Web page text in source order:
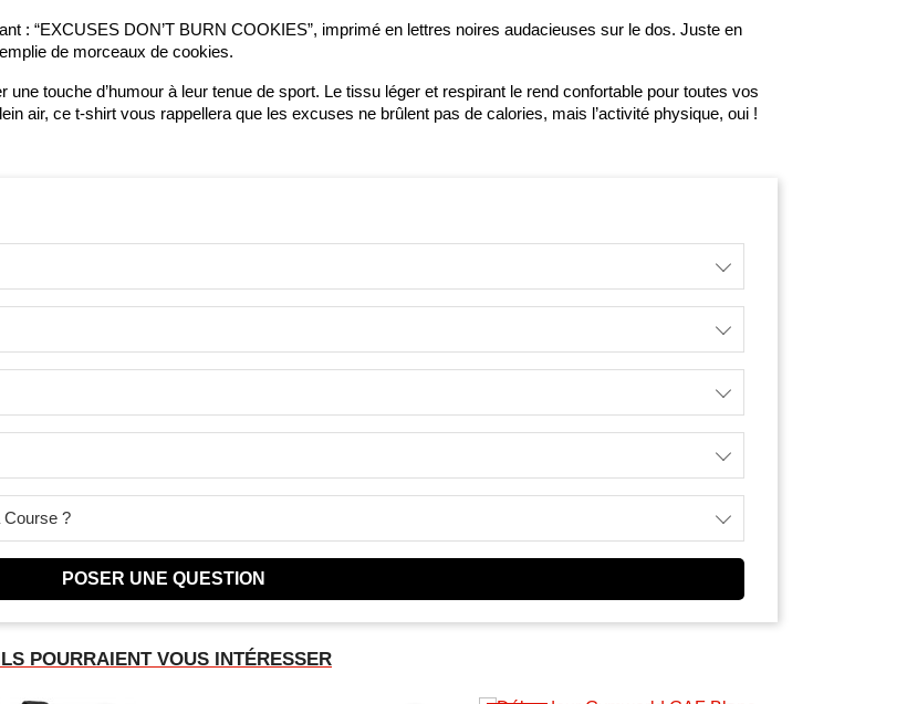
: “EXCUSES DON’T BURN COOKIES”, imprimé en lettres noires audacieuses sur le dos. Juste en
de morceaux de cookies.
touche d’humour à leur tenue de sport. Le tissu léger et respirant le rend confortable pour toutes vos
air, ce t-shirt vous rappellera que les excuses ne brûlent pas de calories, mais l’activité physique, oui !
Course ?
POSER UNE QUESTION
POURRAIENT VOUS INTÉRESSER